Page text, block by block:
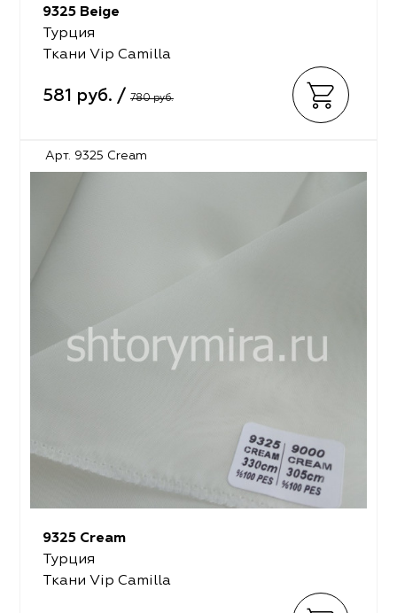
9325 Beige
Турция
Ткани Vip Camilla
581 руб. / 780 руб.
Арт. 9325 Cream
9325 Cream
Турция
Ткани Vip Camilla